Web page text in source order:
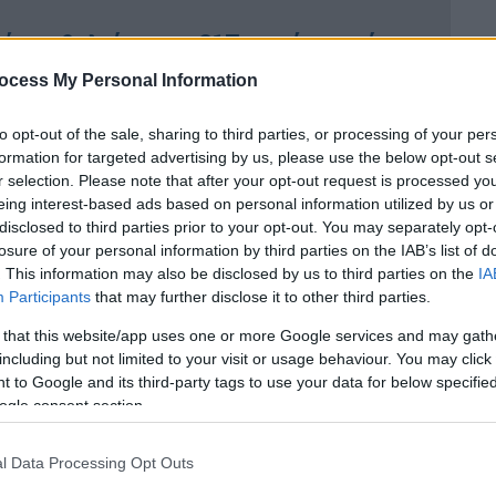
My Personal Information
opt-out of the sale, sharing to third parties, or processing of your
for targeted advertising by us, please use the below opt-out
selection. Please note that after your opt-out request is processed
interest-based ads based on personal information utilized by us
to third parties prior to your opt-out. You may separately
of your personal information by third parties on the IAB’s list of
This information may also be disclosed by us to third parties on the
Participants that may further disclose it to other third parties.
that this website/app uses one or more Google services and may
but not limited to your visit or usage behaviour. You may
to Google and its third-party tags to use your data for below
consent section.
Data Processing Opt Outs
εμβολιάστηκε 217 φορές κατά του
να ενθουσιάζει τουςΔημοκρατικούς
αλλά και αμφιβολιών για την
οι φορές που ο νυν πρόεδρος
που οΝτόναλντ Τραμππαραμένει το
τουΡεπουμπλικανικού Κόμματοςκαι
για τον προεδρικό θώκο.